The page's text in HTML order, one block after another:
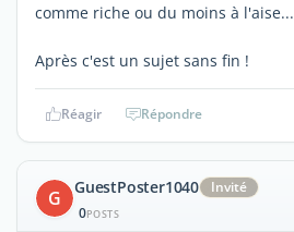
comme riche ou du moins à l'aise...
Après c'est un sujet sans fin !
Réagir Répondre
G GuestPoster1040
Invité
0POSTS